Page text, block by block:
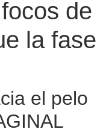
de
la fase
el pelo